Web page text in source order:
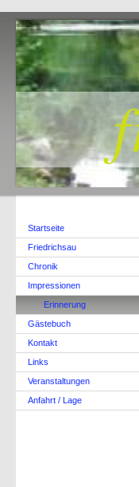
Startseite
Friedrichsau
Chronik
Impressionen
Erinnerung
Gästebuch
Kontakt
Links
Veranstaltungen
Anfahrt / Lage